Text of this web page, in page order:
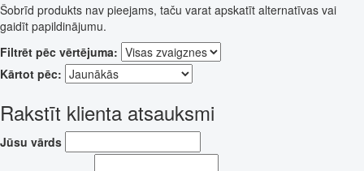
Šobrīd produkts nav pieejams, taču varat apskatīt alternatīvas vai
gaidīt papildinājumu.
Filtrēt pēc vērtējuma:
Kārtot pēc:
Rakstīt klienta atsauksmi
Jūsu vārds